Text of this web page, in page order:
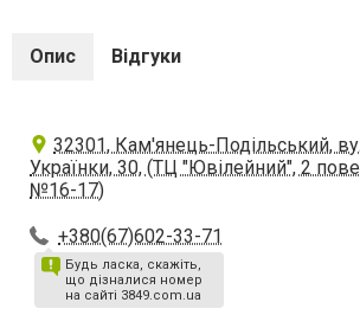
Опис Відгуки
32301, Кам'янець-Подільський,
Українки, 30, (ТЦ "Ювілейний", 2
№16-17)
+380(67)602-33-71
Будь ласка, скажіть,
що дізналися номер
на сайті 3849.com.ua